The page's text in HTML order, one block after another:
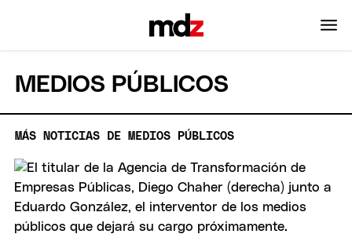
MEDIOS PÚBLICOS
MÁS NOTICIAS DE MEDIOS PÚBLICOS